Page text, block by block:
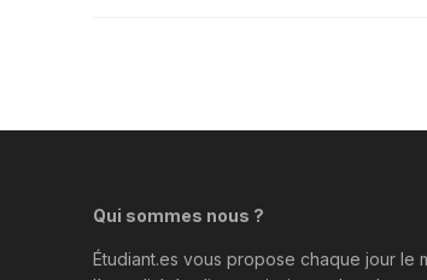
Qui sommes nous ?
Étudiant.es vous propose chaque jour le